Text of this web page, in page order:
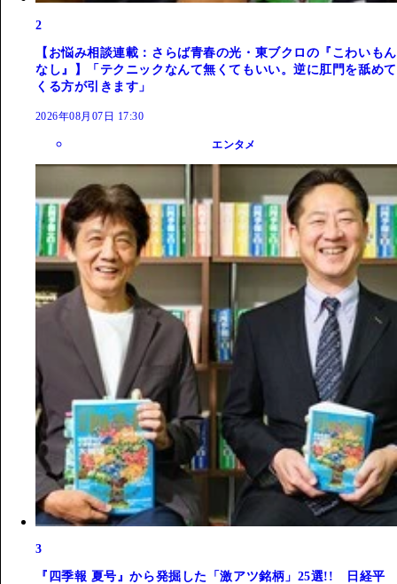
2
【お悩み相談連載：さらば青春の光・東ブクロの『こわいもん
なし』】「テクニックなんて無くてもいい。逆に肛門を舐めて
くる方が引きます」
2026年08月07日 17:30
エンタメ
3
『四季報 夏号』から発掘した「激アツ銘柄」25選!! 日経平